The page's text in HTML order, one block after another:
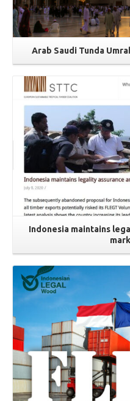
Arab Saudi Tunda
Indonesia maintains